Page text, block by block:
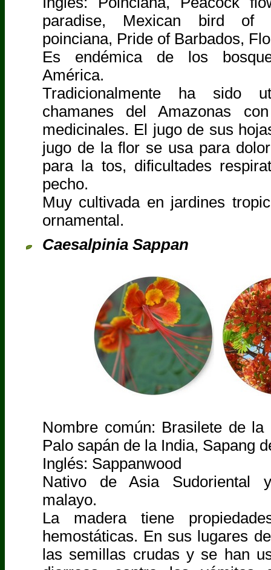
paradise, Mexican bird of
poinciana, Pride of Barbados,
Es endémica de los
América.
Tradicionalmente ha sido
chamanes del Amazonas
medicinales. El jugo de sus
jugo de la flor se usa para
para la tos, dificultades
pecho.
Muy cultivada en jardines
ornamental.
Caesalpinia Sappan
Nombre común: Brasilete de la
Palo sapán de la India, Sapang
Inglés: Sappanwood
Nativo de Asia Sudoriental
malayo.
La madera tiene
hemostáticas. En sus lugares
las semillas crudas y se han